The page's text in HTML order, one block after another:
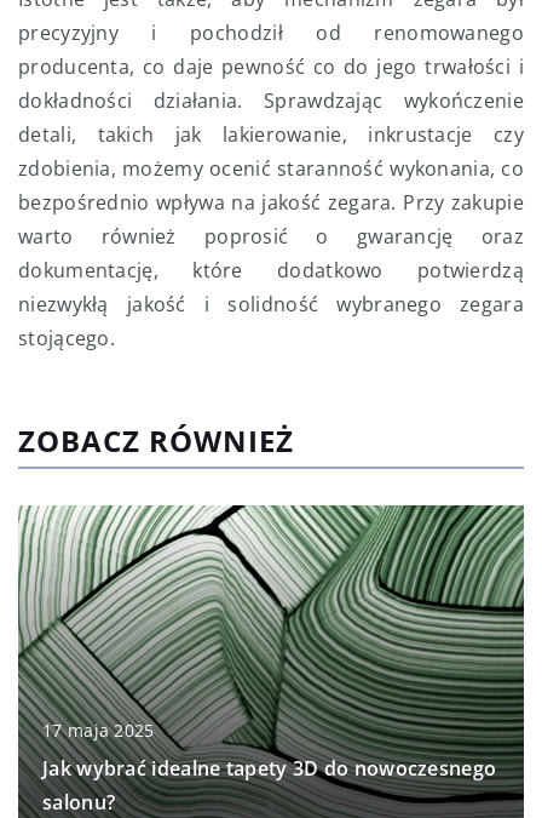
precyzyjny i pochodził od renomowanego
producenta, co daje pewność co do jego trwałości i
dokładności działania. Sprawdzając wykończenie
detali, takich jak lakierowanie, inkrustacje czy
zdobienia, możemy ocenić staranność wykonania, co
bezpośrednio wpływa na jakość zegara. Przy zakupie
warto również poprosić o gwarancję oraz
dokumentację, które dodatkowo potwierdzą
niezwykłą jakość i solidność wybranego zegara
stojącego.
ZOBACZ RÓWNIEŻ
17 maja 2025
Jak wybrać idealne tapety 3D do nowoczesnego
salonu?